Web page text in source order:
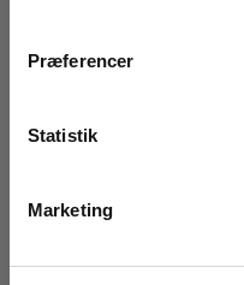
Præferencer
Statistik
Marketing
200__EN.pdf
Datasheet